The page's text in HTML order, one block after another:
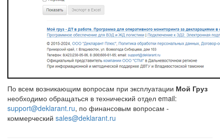
По всем возникающим вопросам при эксплуатации Мой Груз
необходимо обращаться в технический отдел email:
support@deklarant.ru, по финансовым вопросам -
коммерческий sales@deklarant.ru